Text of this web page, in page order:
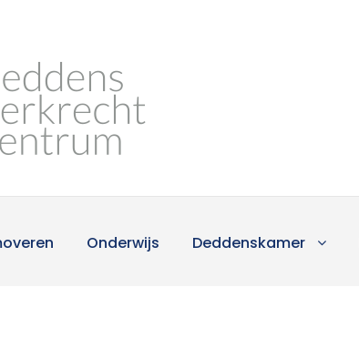
Onderwijs Deddenskamer